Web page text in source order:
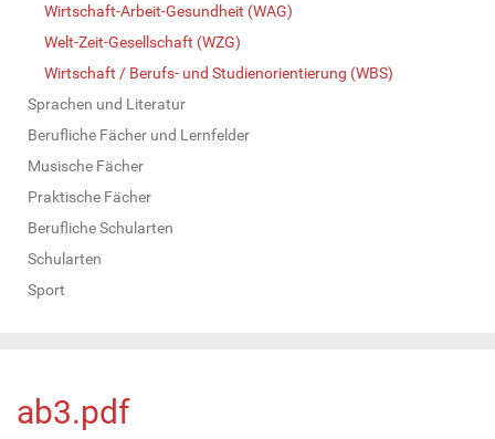
Wirtschaft-Arbeit-Gesundheit (WAG)
Welt-Zeit-Gesellschaft (WZG)
Wirtschaft / Berufs- und Studienorientierung (WBS)
Sprachen und Literatur
Berufliche Fächer und Lernfelder
Musische Fächer
Praktische Fächer
Berufliche Schularten
Schularten
Sport
ab3.pdf